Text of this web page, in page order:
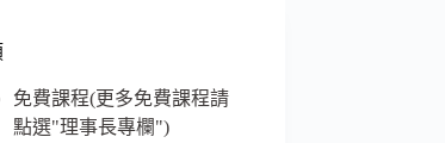
免費課程(更多免費課程請
點選"理事長專欄")